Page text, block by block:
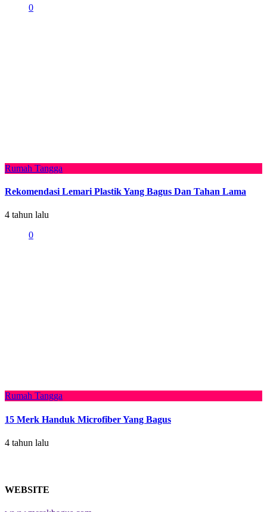
0
Rumah Tangga
Rekomendasi Lemari Plastik Yang Bagus Dan Tahan Lama
4 tahun lalu
0
Rumah Tangga
15 Merk Handuk Microfiber Yang Bagus
4 tahun lalu
WEBSITE